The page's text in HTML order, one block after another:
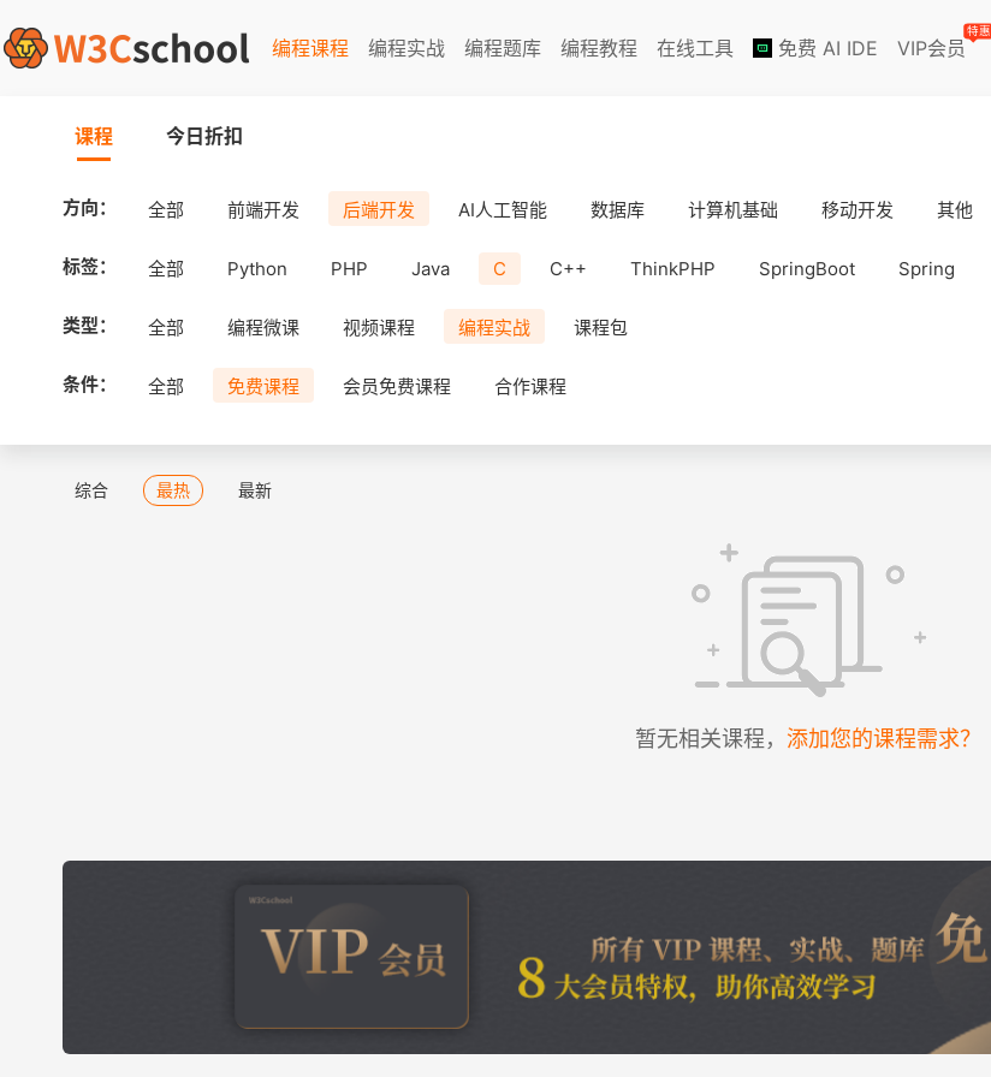
编程课程 编程实战 编程题库 编程教程 在线工具 免费 AI IDE VIP会员
特惠
课程 今日折扣
方向： 全部 前端开发 后端开发 AI人工智能 数据库 计算机基础 移动开发 其他
标签： 全部 Python PHP Java C C++ ThinkPHP SpringBoot Spring
类型： 全部 编程微课 视频课程 编程实战 课程包
条件： 全部 免费课程 会员免费课程 合作课程
综合 最热 最新
暂无相关课程， 添加您的课程需求？